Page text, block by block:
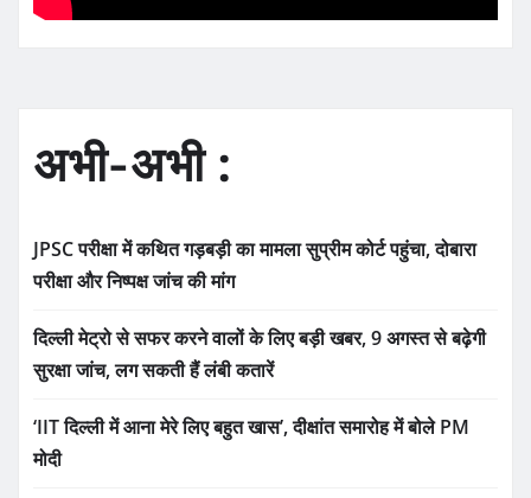
अभी-अभी :
JPSC परीक्षा में कथित गड़बड़ी का मामला सुप्रीम कोर्ट पहुंचा, दोबारा
परीक्षा और निष्पक्ष जांच की मांग
दिल्ली मेट्रो से सफर करने वालों के लिए बड़ी खबर, 9 अगस्त से बढ़ेगी
सुरक्षा जांच, लग सकती हैं लंबी कतारें
‘IIT दिल्ली में आना मेरे लिए बहुत खास’, दीक्षांत समारोह में बोले PM
मोदी